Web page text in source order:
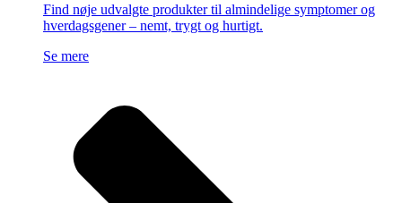
Find nøje udvalgte produkter til almindelige symptomer og
hverdagsgener – nemt, trygt og hurtigt.
Se mere